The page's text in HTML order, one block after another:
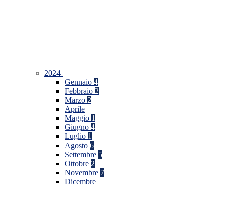
2024
Gennaio 4
Febbraio 2
Marzo 2
Aprile
Maggio 1
Giugno 4
Luglio 1
Agosto 6
Settembre 5
Ottobre 2
Novembre 7
Dicembre